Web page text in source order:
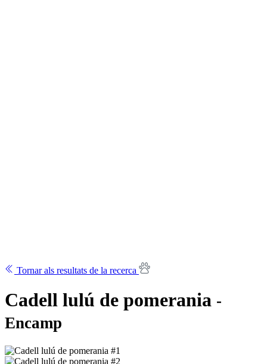
Tornar als resultats de la recerca
Cadell lulú de pomerania -
Encamp